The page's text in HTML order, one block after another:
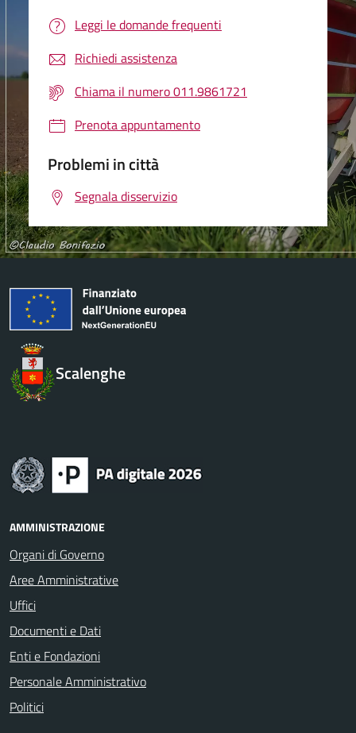
Leggi le domande frequenti
Richiedi assistenza
Chiama il numero 011.9861721
Prenota appuntamento
Problemi in città
Segnala disservizio
Scalenghe
AMMINISTRAZIONE
Organi di Governo
Aree Amministrative
Uffici
Documenti e Dati
Enti e Fondazioni
Personale Amministrativo
Politici